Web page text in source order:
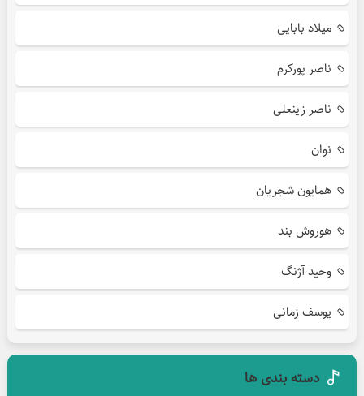
میلاد بابایی
ناصر پورکرم
ناصر زینعلی
نوان
همایون شجریان
هوروش بند
وحید آژنگ
یوسف زمانی
دسته بندی ها